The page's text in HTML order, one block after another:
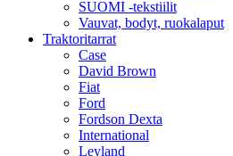
SUOMI -tekstiilit
Vauvat, bodyt, ruokalaput
Traktoritarrat
Case
David Brown
Fiat
Ford
Fordson Dexta
International
Leyland